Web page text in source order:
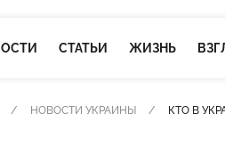
СТАТЬИ ЖИЗНЬ
НОВОСТИ УКРАИНЫ КТО В